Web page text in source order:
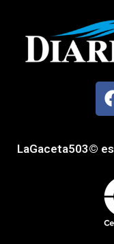
LaGaceta503©